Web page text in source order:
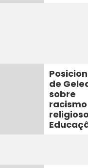
de
sobre
racismo